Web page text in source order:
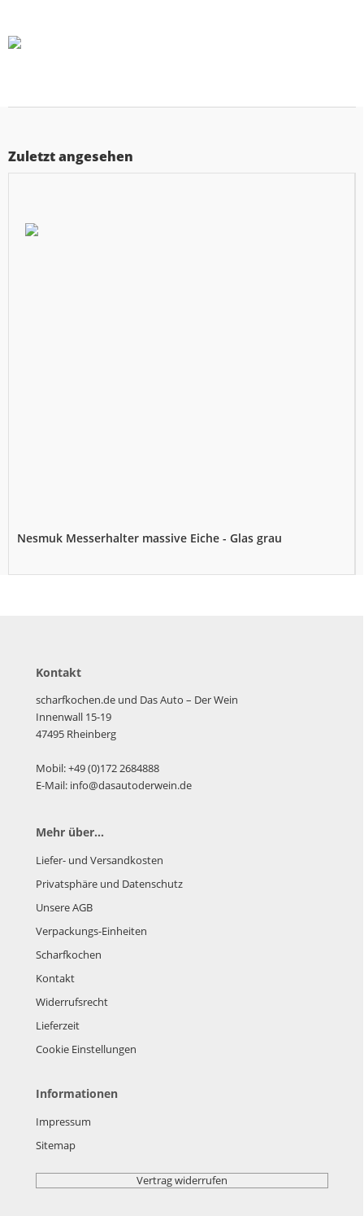
Zuletzt angesehen
Nesmuk Messerhalter massive Eiche - Glas grau
Kontakt
scharfkochen.de und Das Auto – Der Wein
Innenwall 15-19
47495 Rheinberg
Mobil: +49 (0)172 2684888
E-Mail: info@dasautoderwein.de
Mehr über...
Liefer- und Versandkosten
Privatsphäre und Datenschutz
Unsere AGB
Verpackungs-Einheiten
Scharfkochen
Kontakt
Widerrufsrecht
Lieferzeit
Cookie Einstellungen
Informationen
Impressum
Sitemap
Vertrag widerrufen